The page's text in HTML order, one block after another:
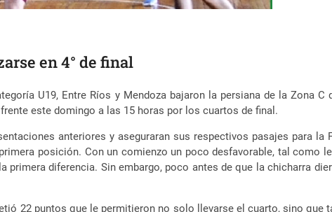
en 4° de final
U19, Entre Ríos y Mendoza bajaron la persiana de laZona C
este domingo a las 15 horas por los cuartos de final.
anteriores y aseguraran sus respectivos pasajes para la
posición. Con un comienzo un poco desfavorable, tal como
diferencia. Sin embargo, poco antes de que la chicharra
22 puntos que le permitieron no solo llevarse el cuarto, sino que